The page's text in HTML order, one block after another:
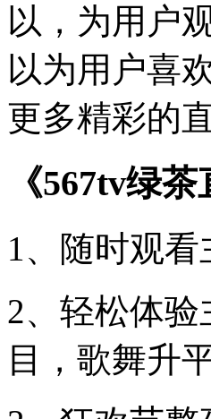
以，为用户
以为用户喜
更多精彩的
《567tv绿
1、随时观
2、轻松体
目，歌舞升平